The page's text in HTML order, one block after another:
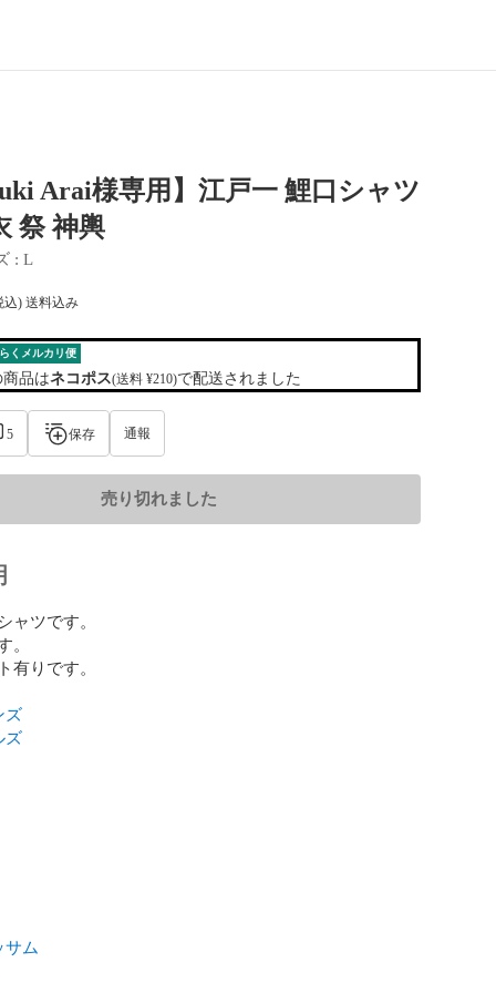
Arai様専用】江戸一 鯉口シャツ
祭 神輿
: L
込) 送料込み
くメルカリ便
商品はネコポス(送料 ¥210)で配送されました
5 保存 通報
売り切れました
ャツです。
有りです。
ズ
ズ
ム